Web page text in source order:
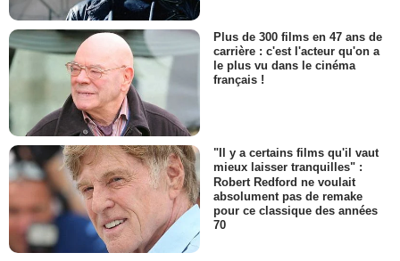
Plus de 300 films en 47 ans de
carrière : c'est l'acteur qu'on a
le plus vu dans le cinéma
français !
"Il y a certains films qu'il vaut
mieux laisser tranquilles" :
Robert Redford ne voulait
absolument pas de remake
pour ce classique des années
70